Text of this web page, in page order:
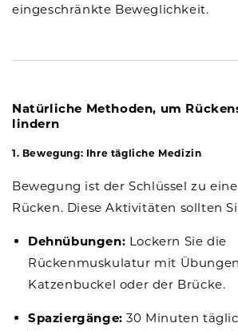
eingeschränkte Beweglichkeit.
Natürliche Methoden, um
lindern
1. Bewegung: Ihre tägliche Medizin
Bewegung ist der Schlüssel zu
Rücken. Diese Aktivitäten sollten
Dehnübungen: Lockern Sie die
Rückenmuskulatur mit
Katzenbuckel oder der Brücke.
Spaziergänge: 30 Minuten